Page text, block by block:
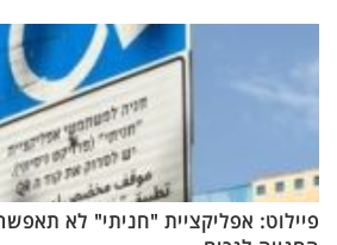
פיילוט: אפליקציית "חניתי" לא